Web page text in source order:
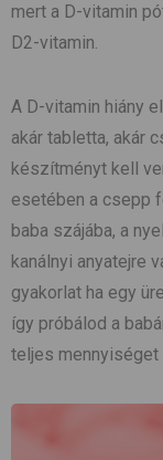
mert a D-vitamin
D2-vitamin.
A D-vitamin hiány
akár tabletta, akár
készítményt kell
esetében a csepp
baba szájába, a
kanálnyi anyatejre
gyakorlat ha egy
így próbálod a
teljes mennyiséget